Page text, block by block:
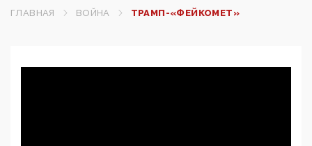
ГЛАВНАЯ ВОЙНА ТРАМП-«ФЕЙКОМЕТ»